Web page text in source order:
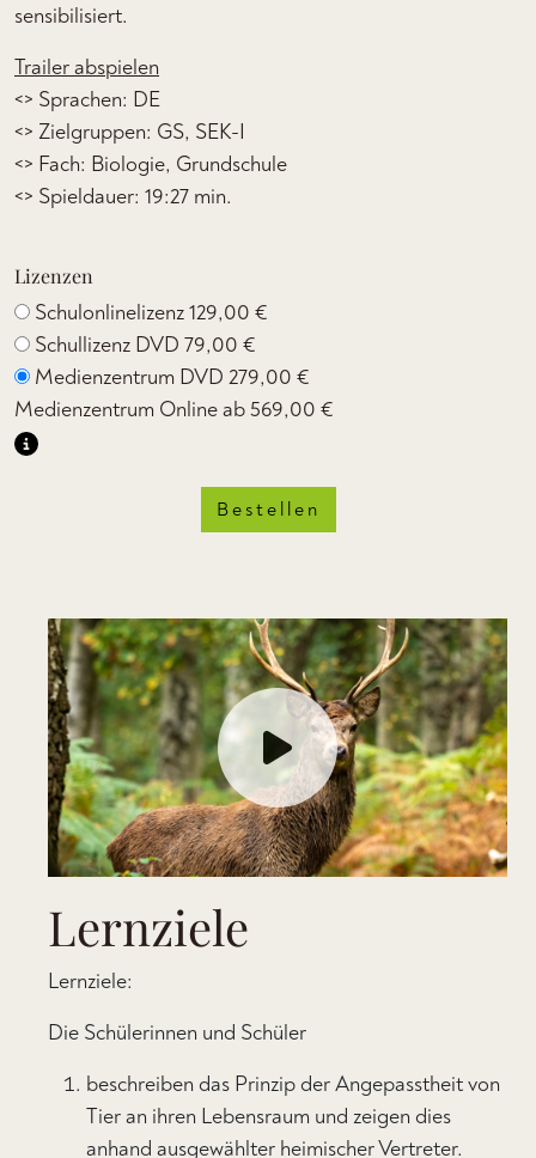
sensibilisiert.
Trailer abspielen
<> Sprachen: DE
<> Zielgruppen: GS, SEK-I
<> Fach: Biologie, Grundschule
<> Spieldauer: 19:27 min.
Lizenzen
Schulonlinelizenz129,00 €
Schullizenz DVD 79,00 €
Medienzentrum DVD 279,00 €
Medienzentrum Online ab569,00 €
Bestellen
Lernziele
Lernziele:
Die Schülerinnen und Schüler
beschreiben das Prinzip der Angepasstheit von
Tier an ihren Lebensraum und zeigen dies
anhand ausgewählter heimischer Vertreter.